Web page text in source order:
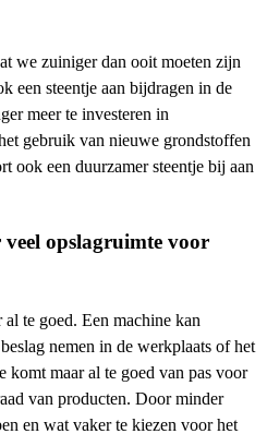
we zuiniger dan ooit moeten zijn
een steentje aan bijdragen in de
meer te investeren in
gebruik van nieuwe grondstoffen
ook een duurzamer steentje bij aan
opslagruimte voor
te goed. Een machine kan
nemen in de werkplaats of het
komt maar al te goed van pas voor
van producten. Door minder
en wat vaker te kiezen voor het